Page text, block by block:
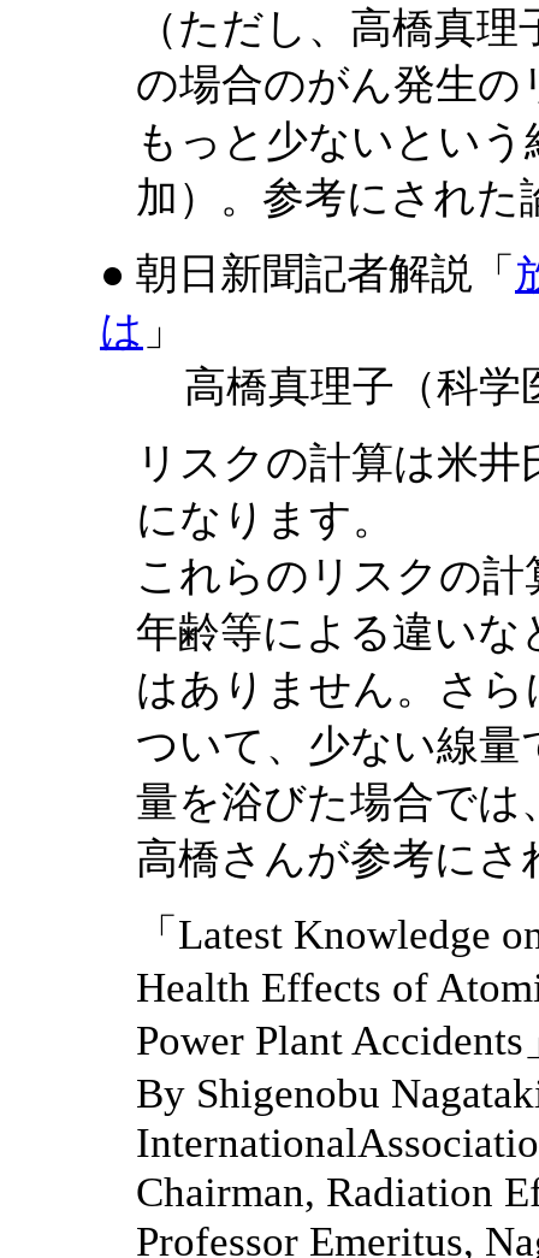
（ただし、高橋真
の場合のがん発生の
もっと少ないとい
加）。参考にされ
● 朝日新聞記者解説「
は 」
高橋真理子（科学
リスクの計算は米
になります。
これらのリスクの
年齢等による違い
はありません。さ
ついて、少ない線量
量を浴びた場合では
高橋さんが参考に
「Latest Knowledge
Health Effects of
Power Plant Accidents
By Shigenobu
Chairman, Radiation
Professor Emeritus,